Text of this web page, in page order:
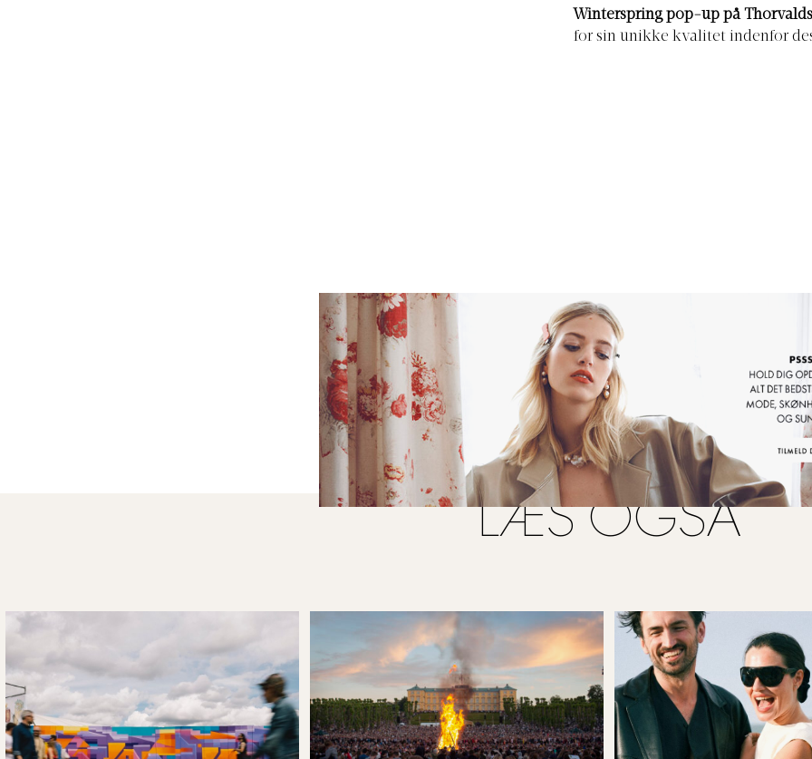
Winterspring pop-up på
for sin unikke kvalitet indenfor
LÆS OGSÅ